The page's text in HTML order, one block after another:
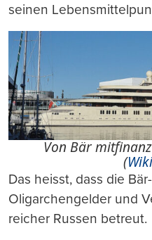
seinen
Von Bär
(
Das heisst, dass die
Oligarchengelder und
reicher Russen betreut.